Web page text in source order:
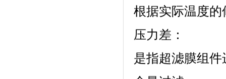
根据实际温度的
压力差：
是指超滤膜组